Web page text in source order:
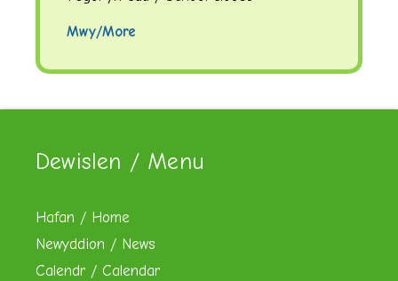
Mwy/More
Dewislen / Menu
Hafan / Home
Newyddion / News
Calendr / Calendar